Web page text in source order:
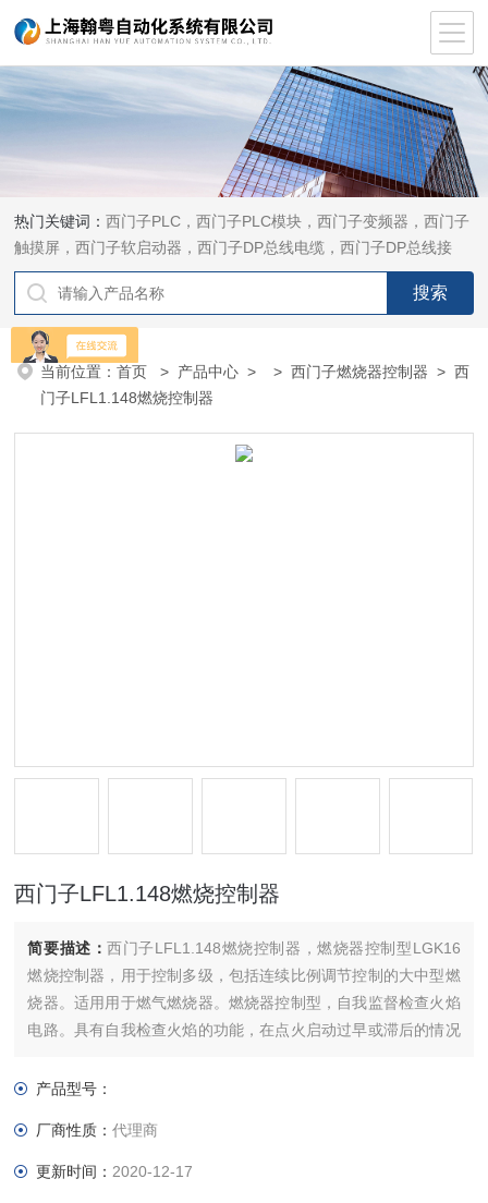
热门关键词：西门子PLC，西门子PLC模块，西门子变频器，西门子
触摸屏，西门子软启动器，西门子DP总线电缆，西门子DP总线接
头，西门子CP通讯网卡，西门子数控系统及停产备件
当前位置：首页 > 产品中心 > >西门子燃烧器控制器 > 西
门子LFL1.148燃烧控制器
西门子LFL1.148燃烧控制器
简要描述：西门子LFL1.148燃烧控制器，燃烧器控制型LGK16
燃烧控制器，用于控制多级，包括连续比例调节控制的大中型燃
烧器。适用用于燃气燃烧器。燃烧器控制型，自我监督检查火焰
电路。具有自我检查火焰的功能，在点火启动过早或滞后的情况
器电缆或信号放大器，可以模拟的火焰信号运作
产品型号：
厂商性质：代理商
更新时间： 2020-12-17